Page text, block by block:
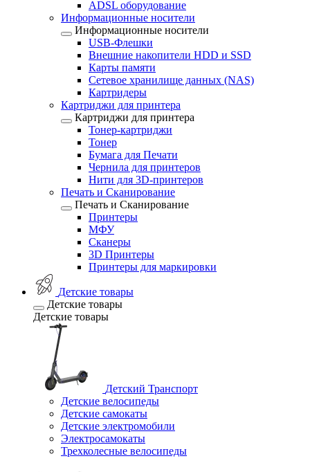
ADSL оборудование
Информационные носители
Информационные носители
USB-Флешки
Внешние накопители HDD и SSD
Карты памяти
Сетевое хранилище данных (NAS)
Картридеры
Картриджи для принтера
Картриджи для принтера
Тонер-картриджи
Тонер
Бумага для Печати
Чернила для принтеров
Нити для 3D-принтеров
Печать и Сканирование
Печать и Сканирование
Принтеры
МФУ
Сканеры
3D Принтеры
Принтеры для маркировки
Детские товары
Детские товары
Детские товары
Детский Транспорт
Детские велосипеды
Детские самокаты
Детские электромобили
Электросамокаты
Трехколесные велосипеды